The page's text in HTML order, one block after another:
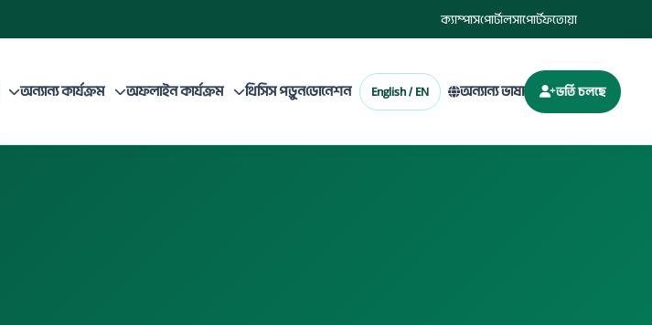
ক্যাম্পাসপোর্টালসাপোর্টফতোয়া
অন্যান্য কার্যক্রম অফলাইন কার্যক্রম থিসিস পড়ুনডোনেশন English / EN অন্যান্য ভাষা ভর্তি চলছে